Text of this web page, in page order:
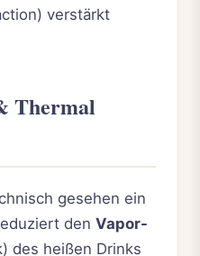
verstärkt
Thermal
gesehen ein
den Vapor-
des heißen Drinks